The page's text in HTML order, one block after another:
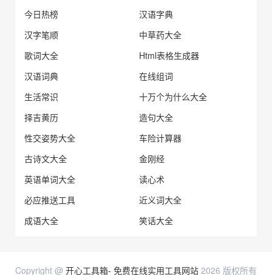
今日热榜
汉语字典
汉字笔顺
中草药大全
歌词大全
Html表格生成器
汉语词典
在线组词
生活常识
十万个为什么大全
择吉黄历
造句大全
性交姿势大全
车险计算器
古诗文大全
金刚经
英语单词大全
读心术
必应推送工具
近义词大全
成语大全
笑话大全
Copyright @ 开心工具箱- 免费在线实用工具网站 2026 版权所有